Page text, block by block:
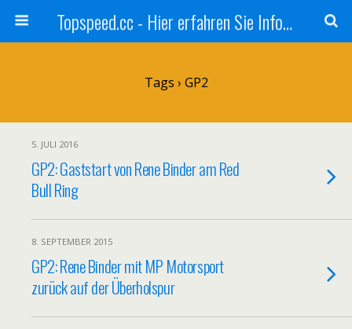
Topspeed.cc - Hier erfahren Sie Infos über die Rennsportszene mit Vollgas
Tags › GP2
5. JULI 2016
GP2: Gaststart von Rene Binder am Red
Bull Ring
8. SEPTEMBER 2015
GP2: Rene Binder mit MP Motorsport
zurück auf der Überholspur